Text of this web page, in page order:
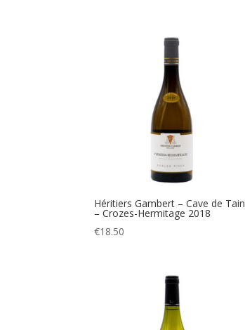
Héritiers Gambert – Cave de Tain
– Crozes-Hermitage 2018
€18.50